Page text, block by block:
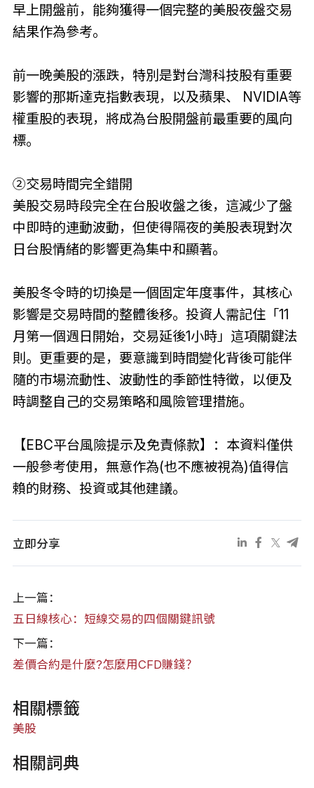
早上開盤前，能夠獲得一個完整的美股夜盤交易
結果作為參考。
前一晚美股的漲跌，特別是對台灣科技股有重要
影響的那斯達克指數表現，以及蘋果、 NVIDIA等
權重股的表現，將成為台股開盤前最重要的風向
標。
②交易時間完全錯開
美股交易時段完全在台股收盤之後，這減少了盤
中即時的連動波動，但使得隔夜的美股表現對次
日台股情緒的影響更為集中和顯著。
美股冬令時的切換是一個固定年度事件，其核心
影響是交易時間的整體後移。投資人需記住「11
月第一個週日開始，交易延後1小時」這項關鍵法
則。更重要的是，要意識到時間變化背後可能伴
隨的市場流動性、波動性的季節性特徵，以便及
時調整自己的交易策略和風險管理措施。
【EBC平台風險提示及免責條款】：本資料僅供
一般參考使用，無意作為(也不應被視為)值得信
賴的財務、投資或其他建議。
立即分享
上一篇：
五日線核心：短線交易的四個關鍵訊號
下一篇：
差價合約是什麼?怎麼用CFD賺錢？
相關標籤
美股
相關詞典